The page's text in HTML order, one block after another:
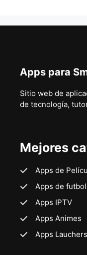
Apps para
Sitio web de
de tecnología,
Mejores
Apps de
Apps de futbol
Apps IPTV
Apps Animes
Apps Lauchers